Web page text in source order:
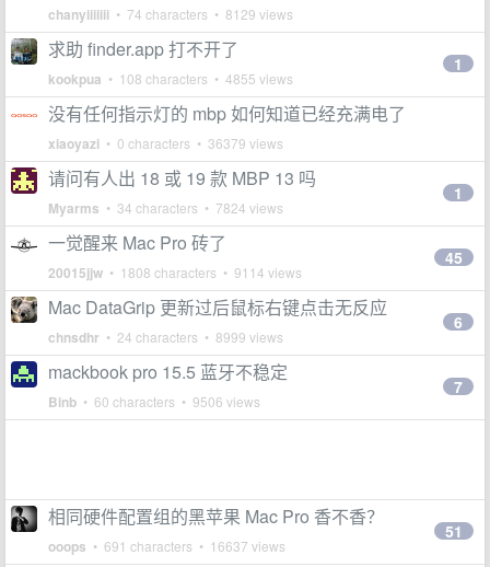
chanyiiiiiii • 74 characters • 8129 views
求助 finder.app 打不开了
kookpua • 108 characters • 4855 views
1
没有任何指示灯的 mbp 如何知道已经充满电了
xiaoyazi • 0 characters • 36379 views
请问有人出 18 或 19 款 MBP 13 吗
Myarms • 34 characters • 7824 views
1
一觉醒来 Mac Pro 砖了
20015jjw • 1808 characters • 9114 views
45
Mac DataGrip 更新过后鼠标右键点击无反应
chnsdhr • 24 characters • 8999 views
6
mackbook pro 15.5 蓝牙不稳定
Binb • 60 characters • 9506 views
7
相同硬件配置组的黑苹果 Mac Pro 香不香？
ooops • 691 characters • 16637 views
51